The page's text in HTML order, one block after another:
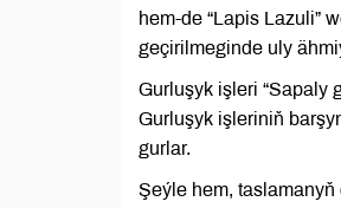
hem-de “Lapis Lazuli”
geçirilmeginde uly
Gurluşyk işleri “Sapaly
Gurluşyk işleriniň
gurlar.
Şeýle hem,